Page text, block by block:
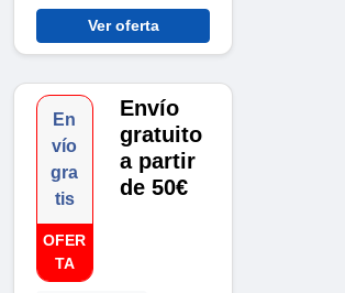
Ver oferta
En
vío
gra
tis
OFER
TA
Envío
gratuito
a partir
de 50€